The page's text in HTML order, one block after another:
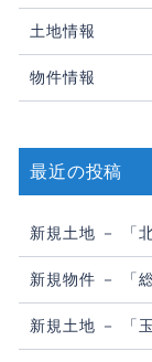
土地情報
物件情報
最近の投稿
新規土地 － 「
新規物件 － 「
新規土地 － 「